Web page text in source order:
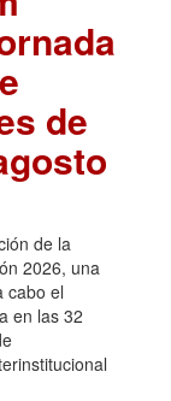
de
de la
2026, una
cabo el
en las 32